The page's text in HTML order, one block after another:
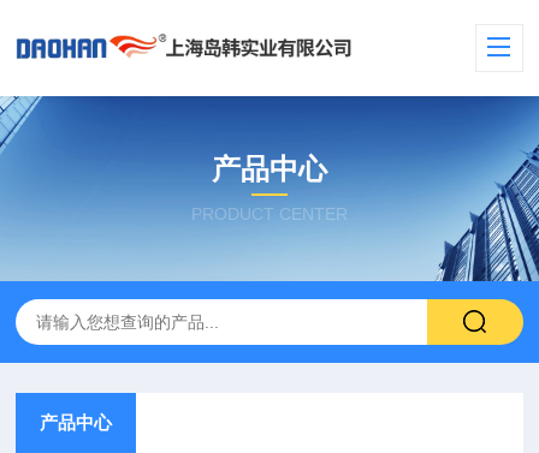
产品中心
PRODUCT CENTER
产品中心